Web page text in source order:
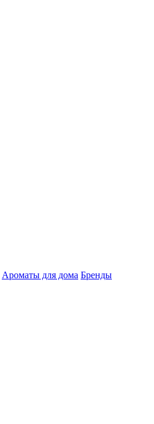
Ароматы для дома Бренды